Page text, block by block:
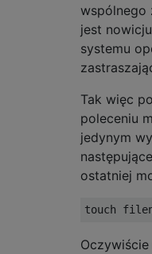
wspólnego
jest
systemu
Tak więc
poleceniu
jedynym
ostatniej